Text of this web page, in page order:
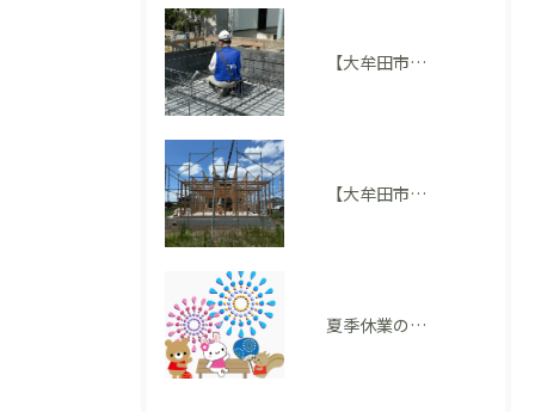
【大牟田市M様邸】配筋検査に適合しました。完成後には見えない部分も大切にしています
【大牟田市 T様邸】上棟を迎えました！いよいよ住まいの形が見えてきました
夏季休業のお知らせ